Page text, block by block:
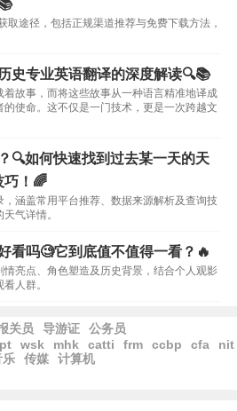
取途径，包括正规渠道推荐与免费下载方法，
史专业英语翻译的深度解读🔍📚
故事，而将这些故事从一种语言精准地译成
使命。这不仅是一门技术，更是一次跨越文
🔍如何快速找到过去某一天的天
巧！🌈
涵盖常用平台推荐、数据来源解析及查询技
气详情。
看吗🧐它到底值不值得一看？🔥
亮点、角色塑造及历史背景，结合个人观影
人群。
关员 导游证
公务员
wsk mhk catti frm ccbp cfa
nit
乐 传媒 计算机